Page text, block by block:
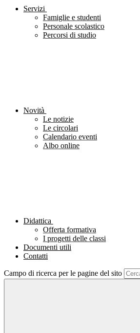
Servizi
Famiglie e studenti
Personale scolastico
Percorsi di studio
Novità
Le notizie
Le circolari
Calendario eventi
Albo online
Didattica
Offerta formativa
I progetti delle classi
Documenti utili
Contatti
Campo di ricerca per le pagine del sito